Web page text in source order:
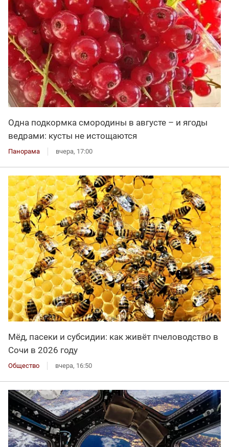
Одна подкормка смородины в августе – и ягоды
ведрами: кусты не истощаются
Панорама вчера, 17:00
Мёд, пасеки и субсидии: как живёт пчеловодство в
Сочи в 2026 году
Общество вчера, 16:50